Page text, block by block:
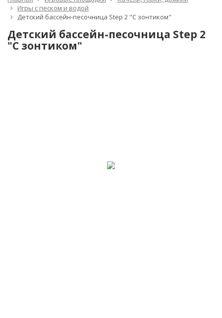
Игры с песком и водой
Детский бассейн-песочница Step 2 "С зонтиком"
Детский бассейн-песочница Step 2
"С зонтиком"